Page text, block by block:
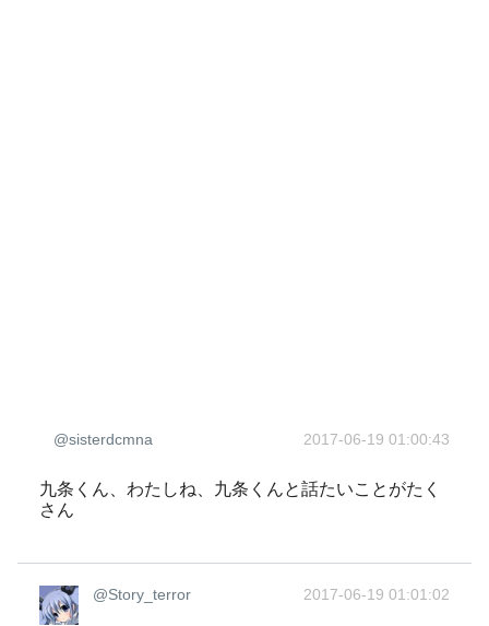
@sisterdcmna 2017-06-19 01:00:43
九条くん、わたしね、九条くんと話たいことがたく
さん
@Story_terror 2017-06-19 01:01:02